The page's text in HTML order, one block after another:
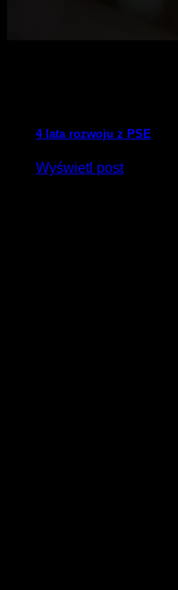
4 lata rozwoju z PSE
Wyświetl post